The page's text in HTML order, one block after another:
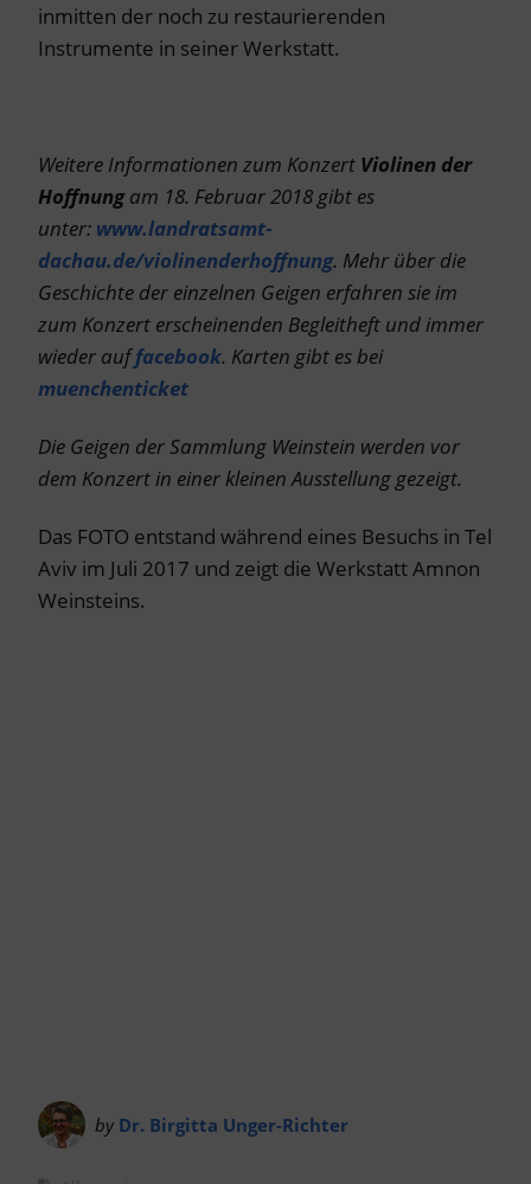
inmitten der noch zu restaurierenden
Instrumente in seiner Werkstatt.
Weitere Informationen zum Konzert Violinen der
Hoffnungam 18. Februar 2018 gibt es
unter: www.landratsamt-
dachau.de/violinenderhoffnung. Mehr über die
Geschichte der einzelnen Geigen erfahren sie im
zum Konzert erscheinenden Begleitheft und immer
wieder auffacebook. Karten gibt es bei
muenchenticket
Die Geigen der Sammlung Weinstein werden vor
dem Konzert in einer kleinen Ausstellung gezeigt.
Das FOTO entstand während eines Besuchs in Tel
Aviv im Juli 2017 und zeigt die Werkstatt Amnon
Weinsteins.
by Dr. Birgitta Unger-Richter